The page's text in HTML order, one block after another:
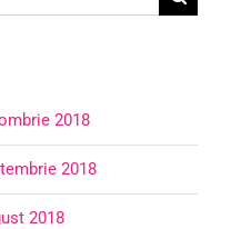
2018
2018
2018